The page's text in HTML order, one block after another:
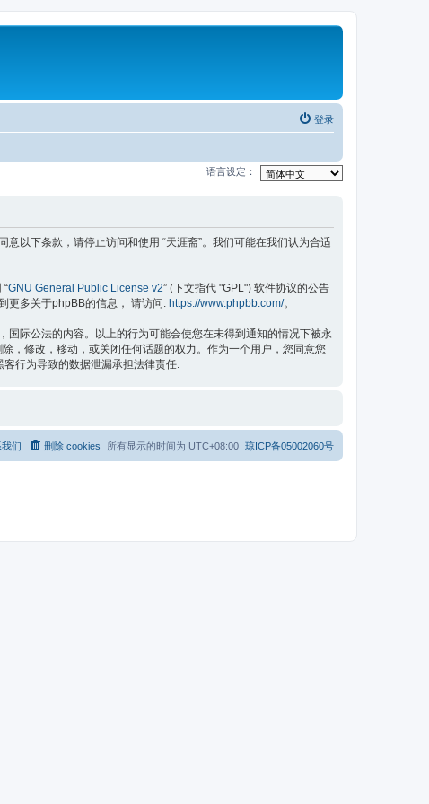
登录
语言设定：
意以下条款，请停止访问和使用 “天涯斋”。我们可能在我们认为合适
“GNU General Public License v2” (下文指代 "GPL") 软件协议的公告
更多关于phpBB的信息， 请访问: https://www.phpbb.com/。
国际公法的内容。以上的行为可能会使您在未得到通知的情况下被永
，修改，移动，或关闭任何话题的权力。作为一个用户，您同意您
行为导致的数据泄漏承担法律责任.
琼ICP备05002060号
所有显示的时间为 UTC+08:00
删除 cookies
们